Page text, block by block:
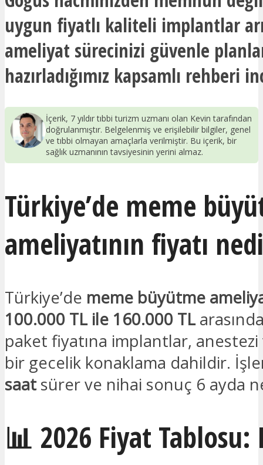
uygun fiyatlı kaliteli implantlar
ameliyat sürecinizi güvenle
hazırladığımız kapsamlı rehberi
İçerik, 7 yıldır tıbbi turizm uzmanı olan Kevin tarafından
doğrulanmıştır. Belgelenmiş ve erişilebilir bilgiler, genel
ve tıbbi olmayan amaçlarla verilmiştir. Bu içerik, bir
sağlık uzmanının tavsiyesinin yerini almaz.
Türkiye’de meme
ameliyatının fiyatı
Türkiye’de meme büyütme
100.000 TL ile 160.000 TL
paket fiyatına implantlar,
bir gecelik konaklama dahildir.
saatsürer ve nihai sonuç 6 ayda
📊 2026 Fiyat Tablosu: